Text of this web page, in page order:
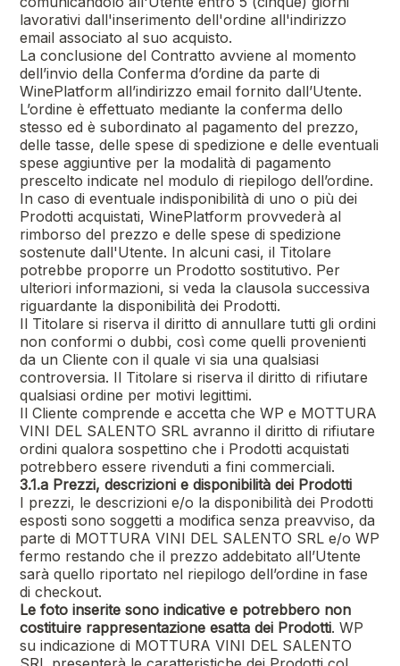
lavorativi dall'inserimento dell'ordine all'indirizzo
email associato al suo acquisto.
La conclusione del Contratto avviene al momento
dell’invio della Conferma d’ordine da parte di
WinePlatform all’indirizzo email fornito dall’Utente.
L’ordine è effettuato mediante la conferma dello
stesso ed è subordinato al pagamento del prezzo,
delle tasse, delle spese di spedizione e delle eventuali
spese aggiuntive per la modalità di pagamento
prescelto indicate nel modulo di riepilogo dell’ordine.
In caso di eventuale indisponibilità di uno o più dei
Prodotti acquistati, WinePlatform provvederà al
rimborso del prezzo e delle spese di spedizione
sostenute dall'Utente. In alcuni casi, il Titolare
potrebbe proporre un Prodotto sostitutivo. Per
ulteriori informazioni, si veda la clausola successiva
riguardante la disponibilità dei Prodotti.
Il Titolare si riserva il diritto di annullare tutti gli ordini
non conformi o dubbi, così come quelli provenienti
da un Cliente con il quale vi sia una qualsiasi
controversia. Il Titolare si riserva il diritto di rifiutare
qualsiasi ordine per motivi legittimi.
Il Cliente comprende e accetta che WP e MOTTURA
VINI DEL SALENTO SRLavranno il diritto di rifiutare
ordini qualora sospettino che i Prodotti acquistati
potrebbero essere rivenduti a fini commerciali.
3.1.a Prezzi, descrizioni e disponibilità dei Prodotti
I prezzi, le descrizioni e/o la disponibilità dei Prodotti
esposti sono soggetti a modifica senza preavviso, da
parte di MOTTURA VINI DEL SALENTO SRLe/o WP
fermo restando che il prezzo addebitato all’Utente
sarà quello riportato nel riepilogo dell’ordine in fase
di checkout.
Le foto inserite sono indicative e potrebbero non
costituire rappresentazione esatta dei Prodotti. WP
su indicazione di MOTTURA VINI DEL SALENTO